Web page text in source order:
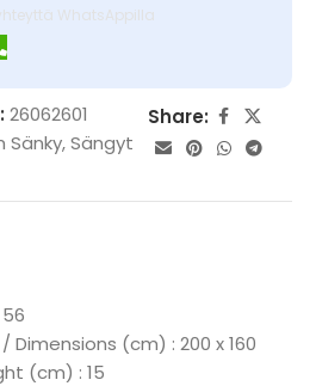
WhatsAppilla
26062601
Sänky,Sängyt
Share:
Dimensions (cm) : 200 x 160
(cm) : 15